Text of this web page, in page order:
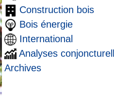
Construction bois
Bois énergie
International
Analyses
Archives